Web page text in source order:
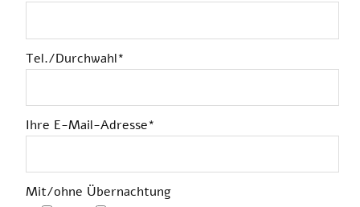
Tel./Durchwahl*
Ihre E-Mail-Adresse*
Mit/ohne Übernachtung